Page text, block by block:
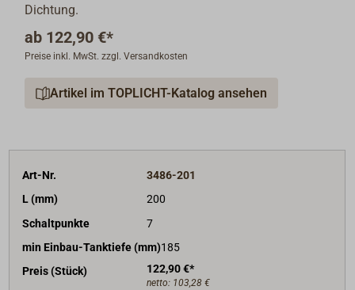
Dichtung.
ab 122,90 €*
Preise inkl. MwSt. zzgl. Versandkosten
Artikel im TOPLICHT-Katalog ansehen
Art-Nr.
3486-201
L (mm)
200
Schaltpunkte
7
min Einbau-Tanktiefe (mm)185
Preis (Stück)
122,90 €*
netto: 103,28 €